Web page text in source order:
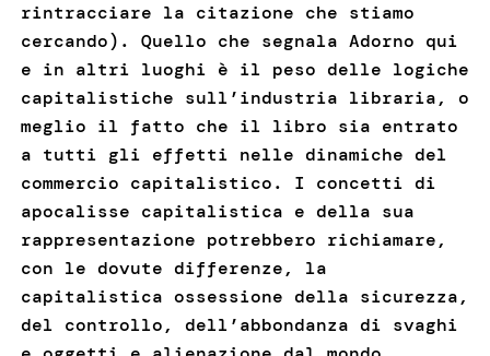
rintracciare la citazione che stiamo
cercando). Quello che segnala Adorno qui
e in altri luoghi è il peso delle logiche
capitalistiche sull’industria libraria, o
meglio il fatto che il libro sia entrato
a tutti gli effetti nelle dinamiche del
commercio capitalistico. I concetti di
apocalisse capitalistica e della sua
rappresentazione potrebbero richiamare,
con le dovute differenze, la
capitalistica ossessione della sicurezza,
del controllo, dell’abbondanza di svaghi